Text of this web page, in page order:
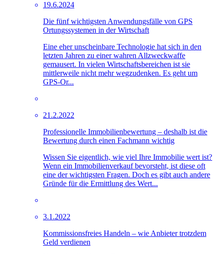
19.6.2024
Die fünf wichtigsten Anwendungsfälle von GPS
Ortungssystemen in der Wirtschaft
Eine eher unscheinbare Technologie hat sich in den
letzten Jahren zu einer wahren Allzweckwaffe
gemausert. In vielen Wirtschaftsbereichen ist sie
mittlerweile nicht mehr wegzudenken. Es geht um
GPS-Or...
21.2.2022
Professionelle Immobilienbewertung – deshalb ist die
Bewertung durch einen Fachmann wichtig
Wissen Sie eigentlich, wie viel Ihre Immobilie wert ist?
Wenn ein Immobilienverkauf bevorsteht, ist diese oft
eine der wichtigsten Fragen. Doch es gibt auch andere
Gründe für die Ermittlung des Wert...
3.1.2022
Kommissionsfreies Handeln – wie Anbieter trotzdem
Geld verdienen